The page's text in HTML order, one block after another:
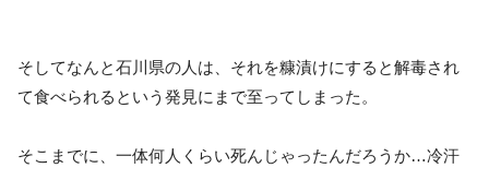
そしてなんと石川県の人は、それを糠漬けにすると解毒され
て食べられるという発見にまで至ってしまった。
そこまでに、一体何人くらい死んじゃったんだろうか…冷汗